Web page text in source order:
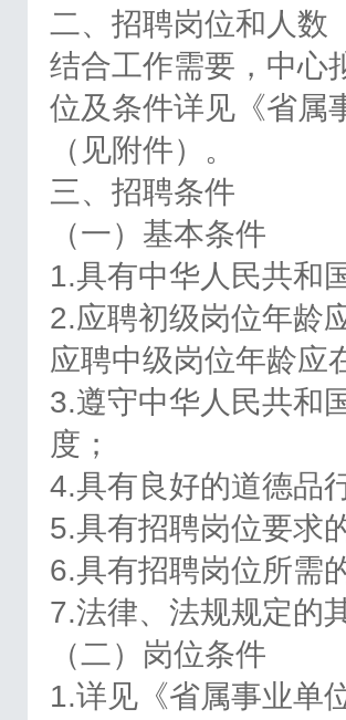
二、招聘岗位和人数
结合工作需要，中心
位及条件详见《省属
（见附件）。
三、招聘条件
（一）基本条件
1.具有中华人民共和
2.应聘初级岗位年龄
应聘中级岗位年龄应
3.遵守中华人民共和
度；
4.具有良好的道德品
5.具有招聘岗位要求
6.具有招聘岗位所需
7.法律、法规规定的
（二）岗位条件
1.详见《省属事业单